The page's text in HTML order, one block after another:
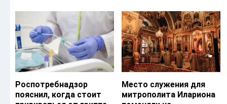
Роспотребнадзор
пояснил, когда стоит
Место служения для
митрополита Илариона